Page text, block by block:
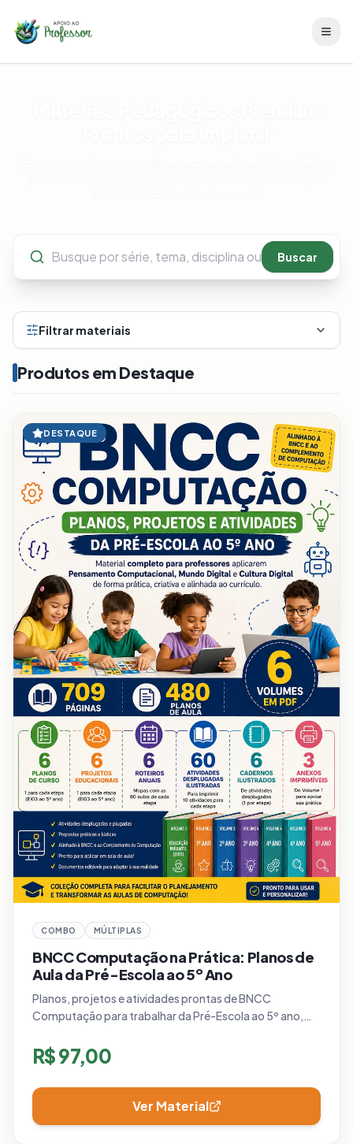
Buscar
Filtrar materiais
Produtos em Destaque
DESTAQUE
COMBO MÚLTIPLAS
BNCC Computação na Prática: Planos de
Aula da Pré-Escola ao 5º Ano
Planos, projetos e atividades prontas de BNCC
Computação para trabalhar da Pré-Escola ao 5º ano,
currículo.
R$97,00
Ver Material